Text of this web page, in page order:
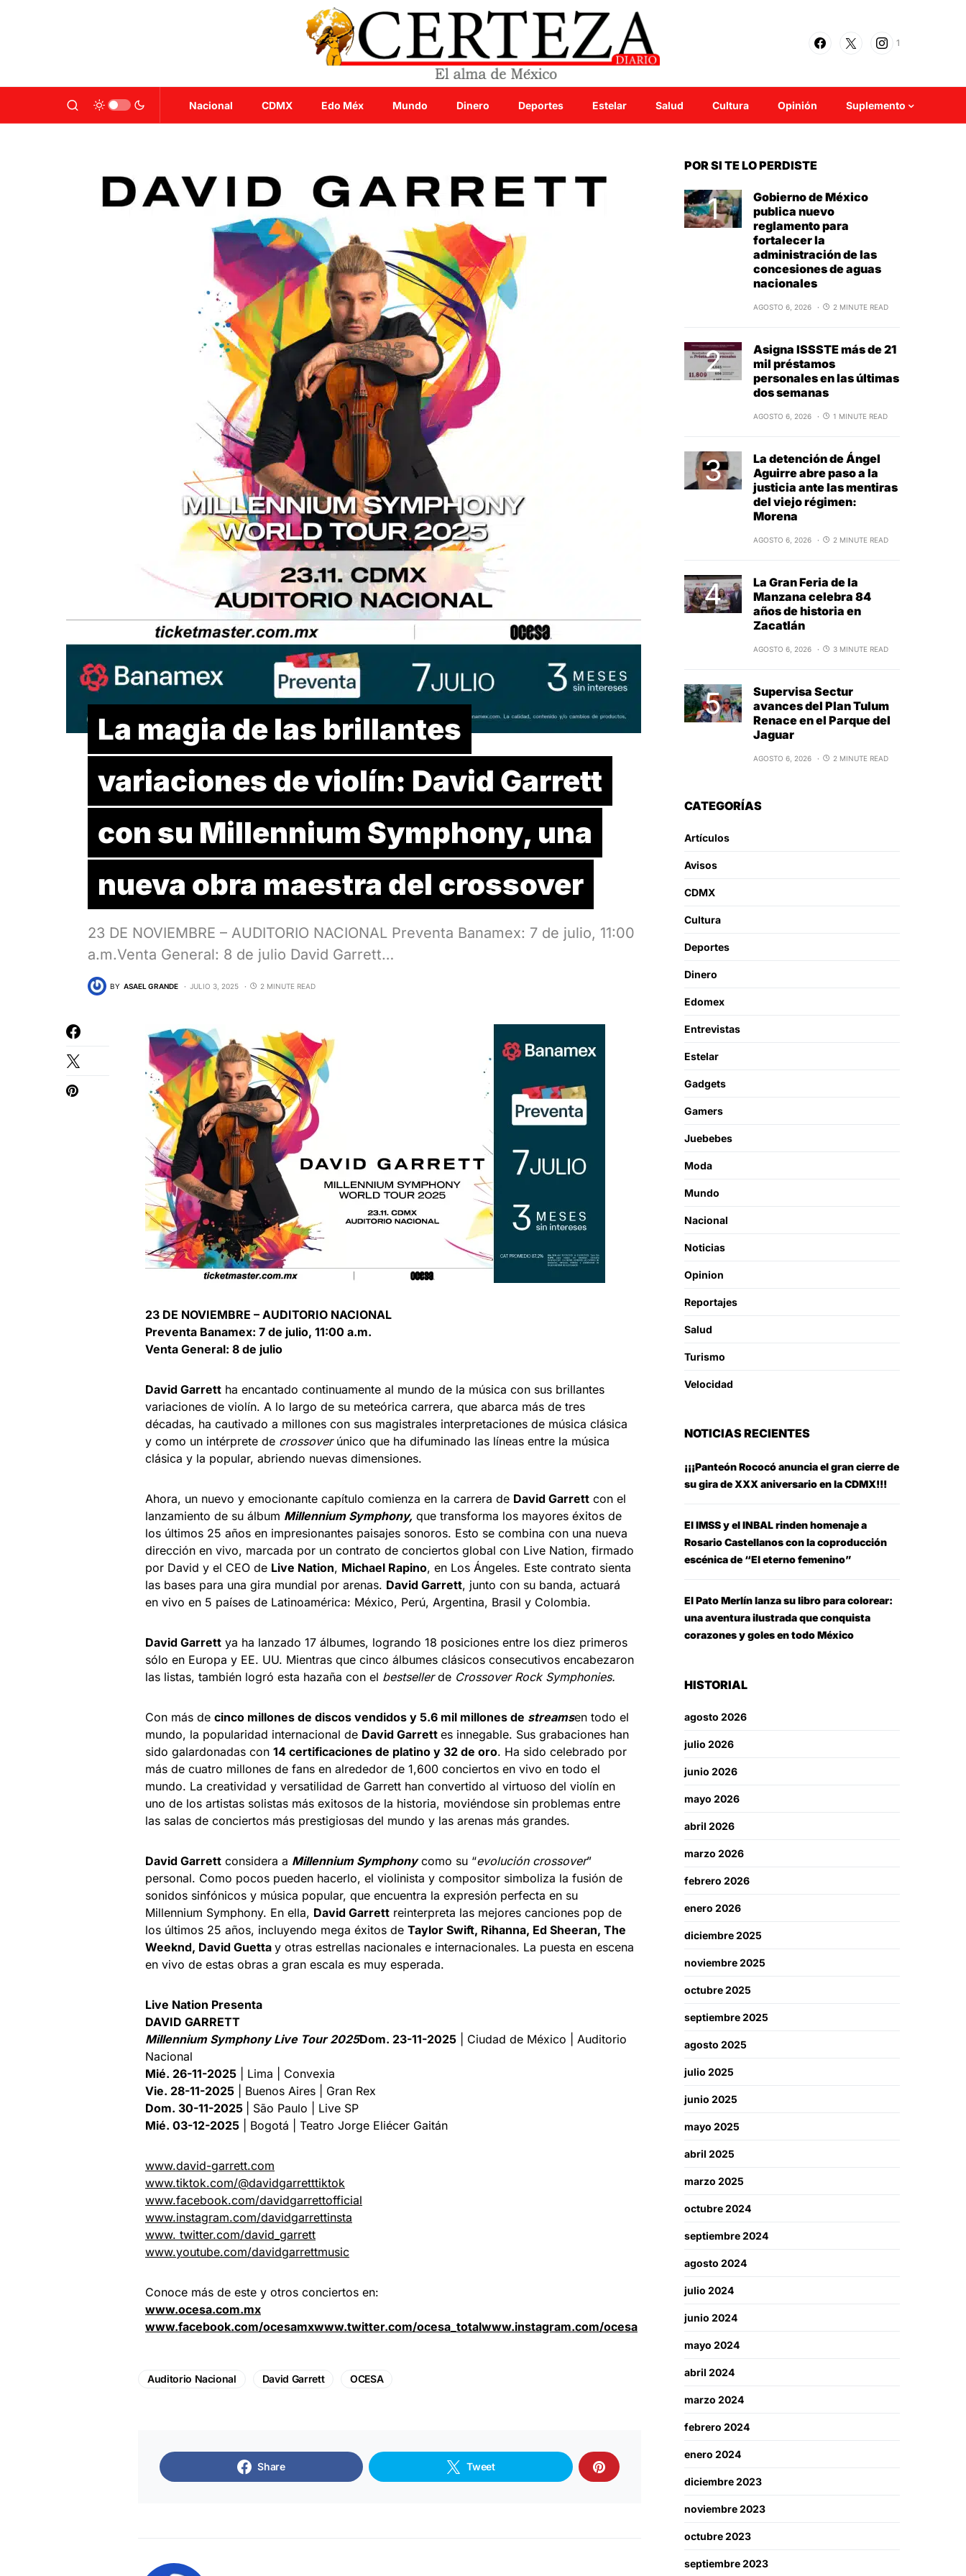
1
Nacional CDMX Edo Méx Mundo Dinero Deportes Estelar Salud Cultura Opinión Suplemento
La magia de las brillantes
variaciones de violín: David Garrett
con su Millennium Symphony, una
nueva obra maestra del crossover
23 DE NOVIEMBRE – AUDITORIO NACIONAL Preventa Banamex: 7 de julio, 11:00
a.m.Venta General: 8 de julio David Garrett…
BY ASAEL GRANDE JULIO 3, 2025 2 MINUTE READ
23 DE NOVIEMBRE – AUDITORIO NACIONAL
Preventa Banamex: 7 de julio, 11:00 a.m.
Venta General: 8 de julio
David Garrett ha encantado continuamente al mundo de la música con sus brillantes
variaciones de violín. A lo largo de su meteórica carrera, que abarca más de tres
décadas, ha cautivado a millones con sus magistrales interpretaciones de música clásica
y como un intérprete de crossover único que ha difuminado las líneas entre la música
clásica y la popular, abriendo nuevas dimensiones.
Ahora, un nuevo y emocionante capítulo comienza en la carrera de David Garrett con el
lanzamiento de su álbum Millennium Symphony, que transforma los mayores éxitos de
los últimos 25 años en impresionantes paisajes sonoros. Esto se combina con una nueva
dirección en vivo, marcada por un contrato de conciertos global con Live Nation, firmado
por David y el CEO de Live Nation, Michael Rapino, en Los Ángeles. Este contrato sienta
las bases para una gira mundial por arenas. David Garrett, junto con su banda, actuará
en vivo en 5 países de Latinoamérica: México, Perú, Argentina, Brasil y Colombia.
David Garrett ya ha lanzado 17 álbumes, logrando 18 posiciones entre los diez primeros
sólo en Europa y EE. UU. Mientras que cinco álbumes clásicos consecutivos encabezaron
las listas, también logró esta hazaña con el bestsellerde Crossover Rock Symphonies.
Con más de cinco millones de discos vendidos y 5.6 mil millones de streamsen todo el
mundo, la popularidad internacional de David Garrett es innegable. Sus grabaciones han
sido galardonadas con 14 certificaciones de platino y 32 de oro. Ha sido celebrado por
más de cuatro millones de fans en alrededor de 1,600 conciertos en vivo en todo el
mundo. La creatividad y versatilidad de Garrett han convertido al virtuoso del violín en
uno de los artistas solistas más exitosos de la historia, moviéndose sin problemas entre
las salas de conciertos más prestigiosas del mundo y las arenas más grandes.
David Garrett considera a Millennium Symphonycomo su “evolución crossover”
personal. Como pocos pueden hacerlo, el violinista y compositor simboliza la fusión de
sonidos sinfónicos y música popular, que encuentra la expresión perfecta en su
Millennium Symphony. En ella, David Garrett reinterpreta las mejores canciones pop de
los últimos 25 años, incluyendo mega éxitos de Taylor Swift, Rihanna, Ed Sheeran, The
Weeknd, David Guetta y otras estrellas nacionales e internacionales. La puesta en escena
en vivo de estas obras a gran escala es muy esperada.
Live Nation Presenta
DAVID GARRETT
Millennium Symphony Live Tour 2025Dom. 23-11-2025 | Ciudad de México | Auditorio
Nacional
Mié. 26-11-2025 | Lima | Convexia
Vie. 28-11-2025 | Buenos Aires | Gran Rex
Dom. 30-11-2025
| São Paulo | Live SP
Mié. 03-12-2025 | Bogotá | Teatro Jorge Eliécer Gaitán
www.david-garrett.com
www.tiktok.com/@davidgarretttiktok
www.facebook.com/davidgarrettofficial
www.instagram.com/davidgarrettinsta
www. twitter.com/david_garrett
www.youtube.com/davidgarrettmusic
Conoce más de este y otros conciertos en:
www.ocesa.com.mx
www.facebook.com/ocesamxwww.twitter.com/ocesa_totalwww.instagram.com/ocesa
Auditorio Nacional David Garrett OCESA
Share Tweet
POR SI TE LO PERDISTE
Gobierno de México
publica nuevo
reglamento para
fortalecer la
administración de las
concesiones de aguas
nacionales
AGOSTO 6, 2026 2 MINUTE READ
Asigna ISSSTE más de 21
mil préstamos
personales en las últimas
dos semanas
AGOSTO 6, 2026 1 MINUTE READ
La detención de Ángel
Aguirre abre paso a la
justicia ante las mentiras
del viejo régimen:
Morena
AGOSTO 6, 2026 2 MINUTE READ
La Gran Feria de la
Manzana celebra 84
años de historia en
Zacatlán
AGOSTO 6, 2026 3 MINUTE READ
Supervisa Sectur
avances del Plan Tulum
Renace en el Parque del
Jaguar
AGOSTO 6, 2026 2 MINUTE READ
CATEGORÍAS
Artículos
Avisos
CDMX
Cultura
Deportes
Dinero
Edomex
Entrevistas
Estelar
Gadgets
Gamers
Juebebes
Moda
Mundo
Nacional
Noticias
Opinion
Reportajes
Salud
Turismo
Velocidad
NOTICIAS RECIENTES
¡¡¡Panteón Rococó anuncia el gran cierre de
su gira de XXX aniversario en la CDMX!!!
El IMSS y el INBAL rinden homenaje a
Rosario Castellanos con la coproducción
escénica de “El eterno femenino”
El Pato Merlín lanza su libro para colorear:
una aventura ilustrada que conquista
corazones y goles en todo México
HISTORIAL
agosto 2026
julio 2026
junio 2026
mayo 2026
abril 2026
marzo 2026
febrero 2026
enero 2026
diciembre 2025
noviembre 2025
octubre 2025
septiembre 2025
agosto 2025
julio 2025
junio 2025
mayo 2025
abril 2025
marzo 2025
octubre 2024
septiembre 2024
agosto 2024
julio 2024
junio 2024
mayo 2024
abril 2024
marzo 2024
febrero 2024
enero 2024
diciembre 2023
noviembre 2023
octubre 2023
septiembre 2023